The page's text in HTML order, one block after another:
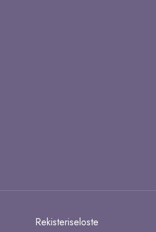
Rekisteriseloste